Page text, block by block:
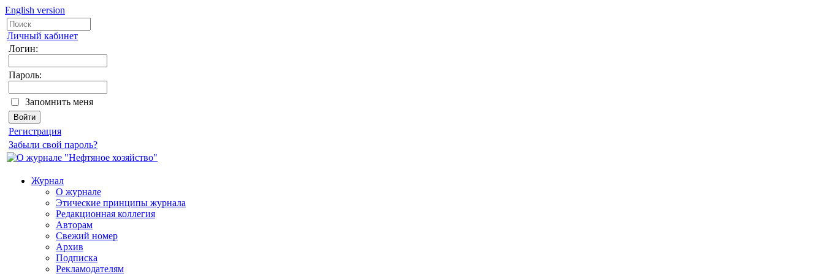
English version
Личный кабинет
Логин:
Пароль:
Запомнить меня
Регистрация
Забыли свой пароль?
Журнал
О журнале
Этические принципы журнала
Редакционная коллегия
Авторам
Свежий номер
Архив
Подписка
Рекламодателям